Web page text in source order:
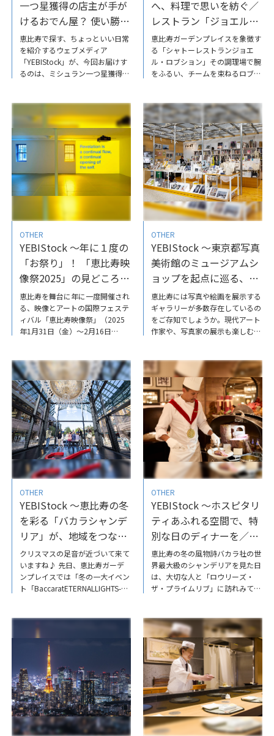
一つ星獲得の店主が手が
けるおでん屋？ 使い勝手
のいい日本酒バー「青ち
ょうちん」
恵比寿で探す、ちょっといい日常
を紹介するウェブメディア
「YEBIStock」が、今回お届けす
るのは、ミシュラン一つ星獲得の
理、国内外から集めたお酒、圧巻
の音響システムで鳴らされる音♪
一流の料理人が本気で集めた〝い
いもの〟を、肩肘張らずに普段使
いできる。そういった上質なカジ
ュアルに出合える「青ちょうち
ん」に、ぜひ訪れてみては？ミシ
ュラン一つ星獲得の店主が手がけ
るおでん屋？使い勝手のいい日本
酒バー「青ちょうちん」
へ、料理で思いを紡ぐ／
レストラン「ジョエル・
ロブション」関谷健一朗
シェフ
恵比寿ガーデンプレイスを象徴す
る「シャトーレストランジョエ
ル・ロブション」その調理場で腕
をふるい、チームを束ねるロブシ
２３年に「M.O.F.（フランス国家
最優秀職人章）」を料理部門では
日本人として初めて受章されまし
た。今回は、関谷エグゼクティブ
シェフに、料理への想いと、これ
からについてお話を伺っていま
す。ぜひ、インタビュー記事をご
覧ださい。新しい時代へ、料理で
思いを紡ぐ／レストラン「ジョエ
ル・ロブション」関谷健一朗シェ
フ
OTHER
YEBIStock ～年に１度の
「お祭り」！ 「恵比寿映
像祭2025」の見どころや
楽しみ方をナビゲート
恵比寿を舞台に年に一度開催され
る、映像とアートの国際フェステ
ィバル「恵比寿映像祭」（2025
年1月31日（金）〜2月16日
当キュレーターのひとり、東京都
写真美術館学芸員の田坂博子さん
と、長年同イベントに参加してき
た、現代アートに造詣の深いアー
トプロデューサーの住吉智恵さん
に、恵比寿映像祭の楽しみ方を伺
いました。詳しくは、こちらのイ
ンタビュー記事をご覧ださい。年
に１度の「お祭り」！「恵比寿映
像祭2025」の見どころや楽しみ
方をナビゲート-YEBIStock
OTHER
YEBIStock ～東京都写真
美術館のミュージアムシ
ョップを起点に巡る、ア
ートなまち・恵比寿／
NADiff BAITEN
恵比寿には写真や絵画を展示する
ギャラリーが多数存在しているの
をご存知でしょうか。現代アート
作家や、写真家の展示も楽しむ、
回は、多くの写真好きを虜にして
いる「東京都写真美術館」の2階
にある「NADiffBAITEN（ナディ
ッフバイテン）」を特集しまし
た。 写真好きで詳しい方から、
ふらりと立ち寄っていただいた方
も、楽しめるミュージアムショッ
プになっています。ぜひご覧くだ
さい。YEBIStock～東京都写真美
術館のミュージアムショップを起
点に巡る、アートなまち・恵比寿
／NADiffBAITEN
OTHER
YEBIStock ～恵比寿の冬
を彩る「バカラシャンデ
リア」が、地域をつなぐ
体験の場に
クリスマスの足音が近づいて来て
いますね♪ 先日、恵比寿ガーデ
ンプレイスでは「冬の一大イベン
ト「BaccaratETERNALLIGHTS-歓
や地域活動を担当する弊社（サッ
ポロ不動産開発株式会社）社員
が、その想いを語っています。ぜ
ひご覧ください。YEBIStock～恵
比寿の冬を彩る「バカラシャンデ
リア」が、地域をつなぐ体験の場
に
OTHER
YEBIStock ～ホスピタリ
ティあふれる空間で、特
別な日のディナーを／
「ロウリーズ・ザ・プラ
イムリブ」
恵比寿の冬の風物詩バカラ社の世
界最大級のシャンデリアを見た日
は、大切な人と「ロウリーズ・
ザ・プライムリブ」に訪れみては
ホスピタリティあふれる空間で、
特別な日のディナーを／「ロウリ
ーズ・ザ・プライムリブ」-
YEBIStock-恵比寿ガーデンプレイ
スYEBIStockではあなたがあなた
らしい日常をつくるためのヒント
をお届けしていますので、ぜひ他
の記事もチェックしてみてくださ
い。